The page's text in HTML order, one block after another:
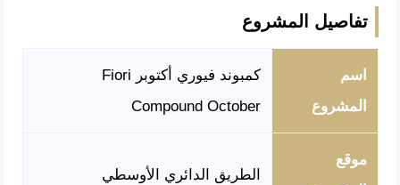
تفاصيل المشروع
اسم
المشروع
كمبوند فيوري أكتوبر Fiori
Compound October
موقع
الطريق الدائري الأوسطي